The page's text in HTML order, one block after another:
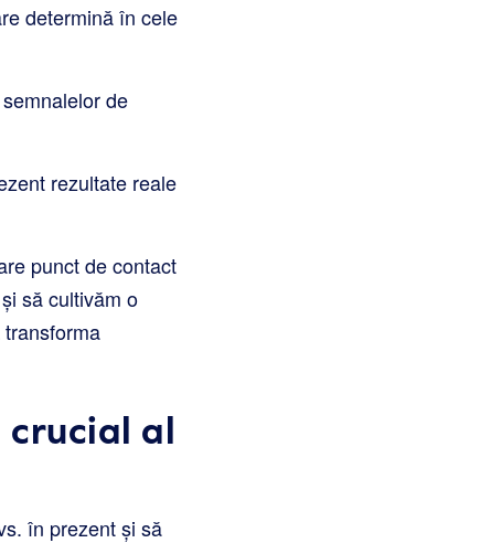
determină în cele
de
rezultate reale
punct de contact
să cultivăm o
al
în prezent și să